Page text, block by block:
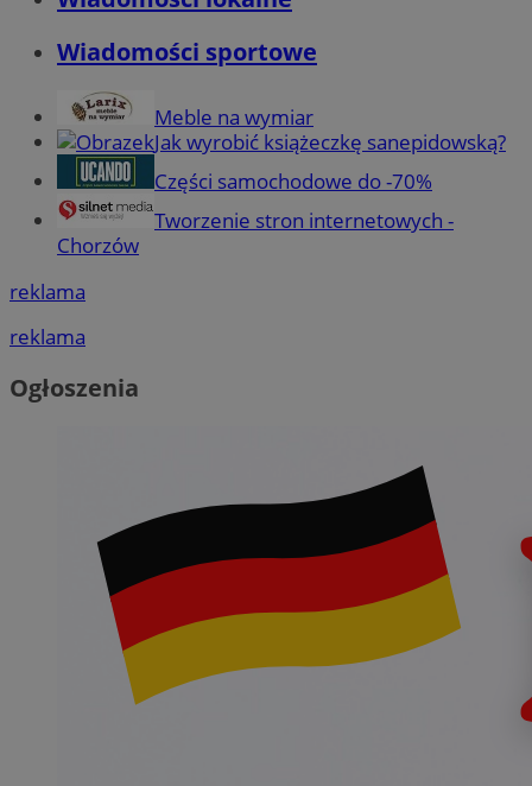
Wiadomości sportowe
Meble na wymiar
Jak wyrobić książeczkę sanepidowską?
Części samochodowe do -70%
Tworzenie stron internetowych -
Chorzów
reklama
reklama
Ogłoszenia